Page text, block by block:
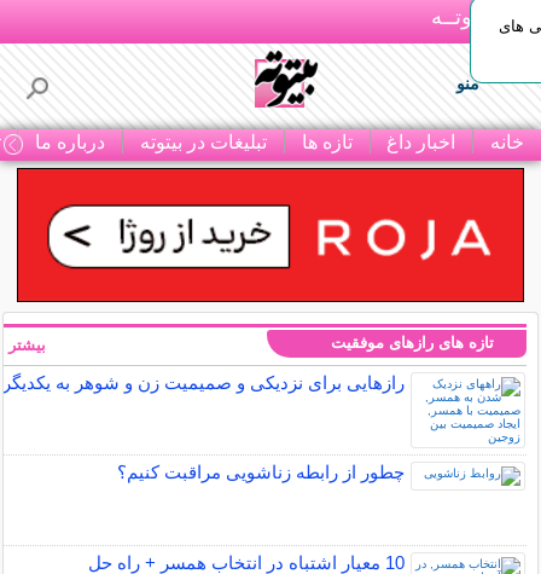
بـیتوتــه
منو
خانه اخبار داغ تازه ها تبلیغات در بیتوته درباره ما
های
تازه های رازهای موفقیت
رازهایی برای نزدیکی و صمیمیت زن و شوهر به یکدیگر
چطور از رابطه زناشویی مراقبت کنیم؟
10 معیار اشتباه در انتخاب همسر + راه حل
بیشتر